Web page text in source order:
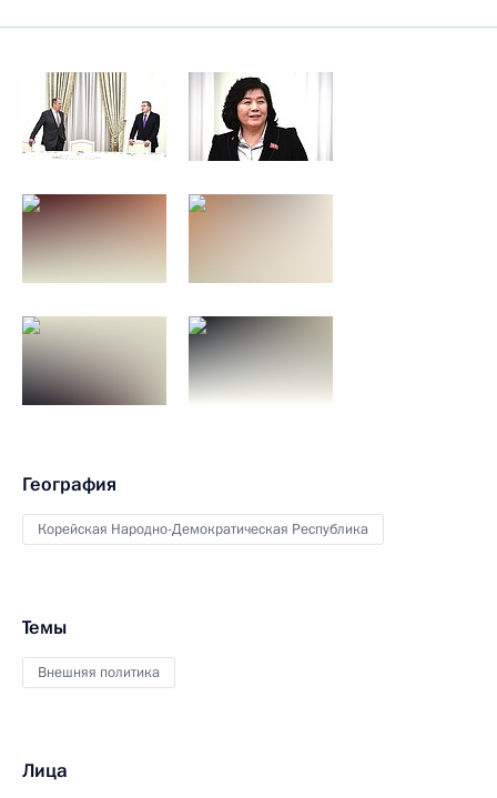
География
Корейская Народно-Демократическая Республика
Темы
Внешняя политика
Лица